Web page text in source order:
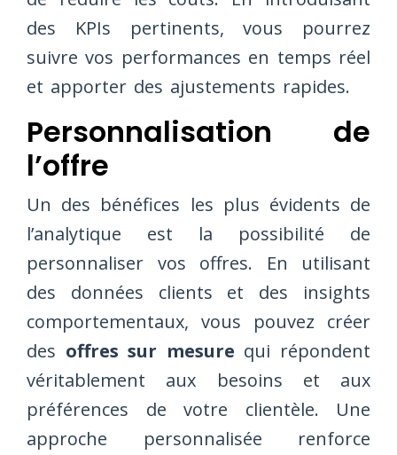
des KPIs pertinents, vous pourrez
suivre vos performances en temps réel
et apporter des ajustements rapides.
Personnalisation de
l’offre
Un des bénéfices les plus évidents de
l’analytique est la possibilité de
personnaliser vos offres. En utilisant
des données clients et des insights
comportementaux, vous pouvez créer
des offres sur mesure qui répondent
véritablement aux besoins et aux
préférences de votre clientèle. Une
approche personnalisée renforce